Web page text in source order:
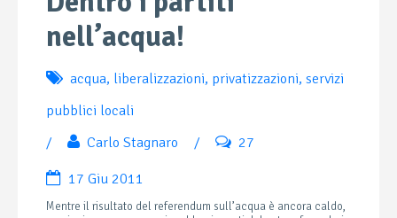
nell’acqua!
acqua, liberalizzazioni, privatizzazioni, servizi
pubblici locali
/
Carlo Stagnaro / 27
17 Giu 2011
Mentre il risultato del referendum sull’acqua è ancora caldo,